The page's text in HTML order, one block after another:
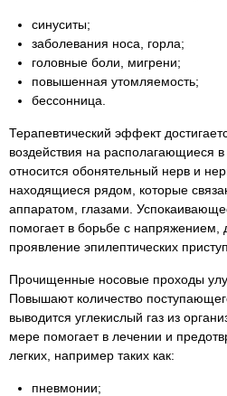
синуситы;
заболевания носа, горла;
головные боли, мигрени;
повышенная утомляемость;
бессонница.
Терапевтический эффект
воздействия на располагающиеся
относится обонятельный нерв и
находящиеся рядом, которые
аппаратом, глазами.
помогает в борьбе с напряжением,
проявление эпилептических
Прочищенные носовые проходы
Повышают количество
выводится углекислый газ из
мере помогает в лечении и
легких, например таких как:
пневмонии;